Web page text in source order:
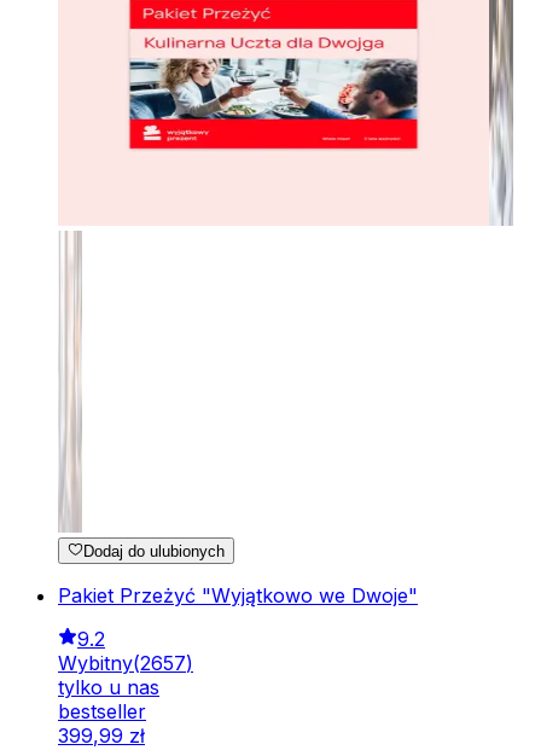
Dodaj do ulubionych
Pakiet Przeżyć "Wyjątkowo we Dwoje"
9.2
Wybitny(2657)
tylko u nas
bestseller
399,99 zł